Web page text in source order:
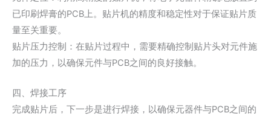
已印刷焊膏的PCB上。贴片机的精度和稳定性对于保证贴片质
量至关重要。
贴片压力控制：在贴片过程中，需要精确控制贴片头对元件施
加的压力，以确保元件与PCB之间的良好接触。
四、焊接工序
完成贴片后，下一步是进行焊接，以确保元器件与PCB之间的